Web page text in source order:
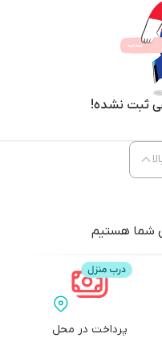
ثبت نشده!
شما هستیم
پرداخت در محل